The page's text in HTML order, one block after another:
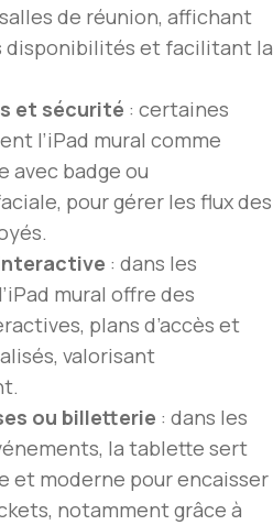
de réunion, affichant
disponibilités et facilitant la
et sécurité : certaines
l’iPad mural comme
avec badge ou
pour gérer les flux des
: dans les
mural offre des
plans d’accès et
valorisant
ou billetterie : dans les
la tablette sert
et moderne pour encaisser
notamment grâce à